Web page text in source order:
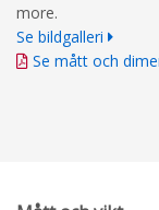
more.
Se bildgalleri
Se mått och